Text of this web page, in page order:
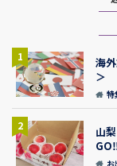
1
海
＞
特
2
山